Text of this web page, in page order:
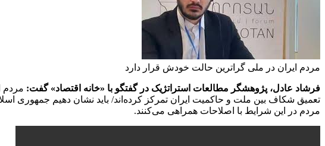
مردم ایران در ملی گراترین حالت خودش قرار دارد
فرشاد عادل، پژوهشگر مطالعات استراتژیک در گفتگو با «خانه اقتصاد» گفت: مردم
تعمیق شکاف بین ملت و حاکمیت ایران تمرکز کرده‌اند/ باید نشان دهیم جمهوری
مردم در این شرایط با اصلاحات همراهی می‌کنند.